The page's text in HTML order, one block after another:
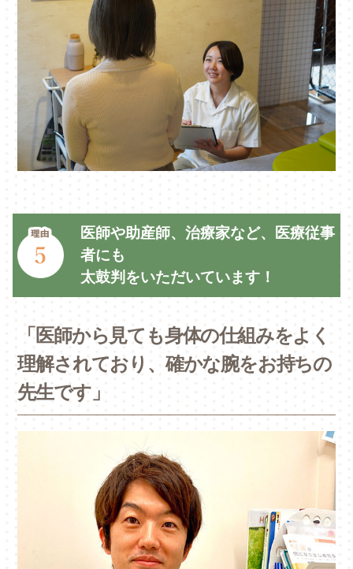
医師や助産師、治療家など、医療従事
者にも
太鼓判をいただいています！
「医師から見ても身体の仕組みをよく
理解されており、確かな腕をお持ちの
先生です」